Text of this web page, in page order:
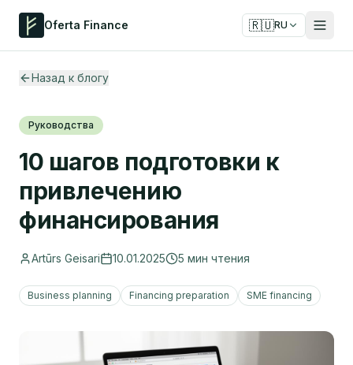
Oferta Finance 🇷🇺RU
Назад к блогу
Руководства
10 шагов подготовки к
привлечению
финансирования
Artūrs Geisari 10.01.2025 5 мин чтения
Business planning Financing preparation SME financing